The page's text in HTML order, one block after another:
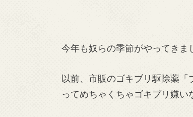
今年も奴らの季節がやってきま
以前、市販のゴキブリ駆除薬
ってめちゃくちゃゴキブリ嫌い